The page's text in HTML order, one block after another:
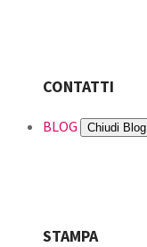
CONTATTI
BLOG Chiudi Blog
STAMPA